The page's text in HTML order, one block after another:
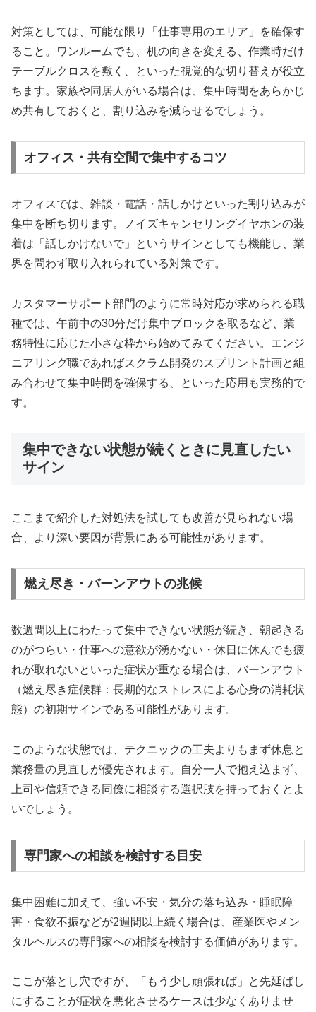
対策としては、可能な限り「仕事専用のエリア」を確保す
ること。ワンルームでも、机の向きを変える、作業時だけ
テーブルクロスを敷く、といった視覚的な切り替えが役立
ちます。家族や同居人がいる場合は、集中時間をあらかじ
め共有しておくと、割り込みを減らせるでしょう。
オフィス・共有空間で集中するコツ
オフィスでは、雑談・電話・話しかけといった割り込みが
集中を断ち切ります。ノイズキャンセリングイヤホンの装
着は「話しかけないで」というサインとしても機能し、業
界を問わず取り入れられている対策です。
カスタマーサポート部門のように常時対応が求められる職
種では、午前中の30分だけ集中ブロックを取るなど、業
務特性に応じた小さな枠から始めてみてください。エンジ
ニアリング職であればスクラム開発のスプリント計画と組
み合わせて集中時間を確保する、といった応用も実務的で
す。
集中できない状態が続くときに見直したい
サイン
ここまで紹介した対処法を試しても改善が見られない場
合、より深い要因が背景にある可能性があります。
燃え尽き・バーンアウトの兆候
数週間以上にわたって集中できない状態が続き、朝起きる
のがつらい・仕事への意欲が湧かない・休日に休んでも疲
れが取れないといった症状が重なる場合は、バーンアウト
（燃え尽き症候群：長期的なストレスによる心身の消耗状
態）の初期サインである可能性があります。
このような状態では、テクニックの工夫よりもまず休息と
業務量の見直しが優先されます。自分一人で抱え込まず、
上司や信頼できる同僚に相談する選択肢を持っておくとよ
いでしょう。
専門家への相談を検討する目安
集中困難に加えて、強い不安・気分の落ち込み・睡眠障
害・食欲不振などが2週間以上続く場合は、産業医やメン
タルヘルスの専門家への相談を検討する価値があります。
ここが落とし穴ですが、「もう少し頑張れば」と先延ばし
にすることが症状を悪化させるケースは少なくありませ